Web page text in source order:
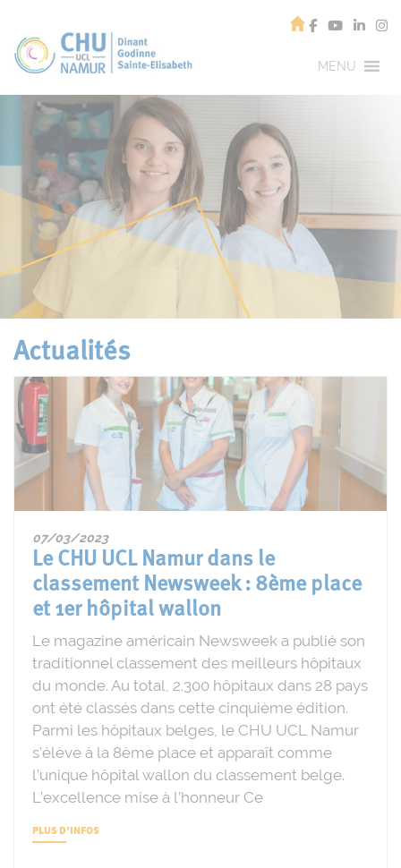
MENU
Actualités
07/03/2023
Le CHU UCL Namur dans le
classement Newsweek : 8ème place
et 1er hôpital wallon
Le magazine américain Newsweek a publié son
traditionnel classement des meilleurs hôpitaux
du monde. Au total, 2.300 hôpitaux dans 28 pays
ont été classés dans cette cinquième édition.
Parmi les hôpitaux belges, le CHU UCL Namur
s’élève à la 8ème place et apparaît comme
l’unique hôpital wallon du classement belge.
L’excellence mise à l’honneur Ce
PLUS D'INFOS